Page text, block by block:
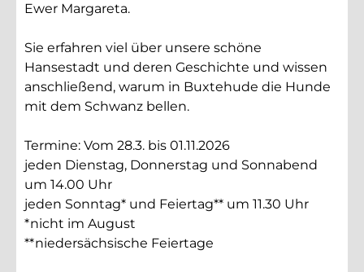
Ewer Margareta.
Sie erfahren viel über unsere schöne
Hansestadt und deren Geschichte und wissen
anschließend, warum in Buxtehude die Hunde
mit dem Schwanz bellen.
Termine: Vom 28.3. bis 01.11.2026
jeden Dienstag, Donnerstag und Sonnabend
um 14.00 Uhr
jeden Sonntag* und Feiertag** um 11.30 Uhr
*nicht im August
**niedersächsische Feiertage